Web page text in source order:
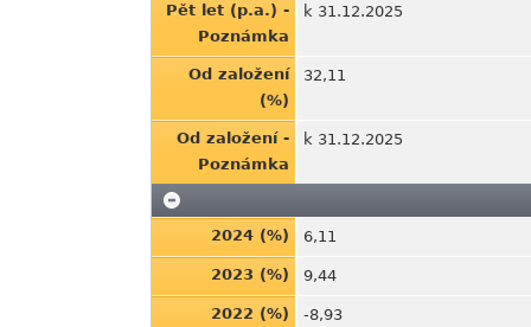
Pět let (p.a.) -
Poznámka
k 31.12.2025
Od založení
(%)
32,11
Od založení -
Poznámka
k 31.12.2025
2024 (%) 6,11
2023 (%) 9,44
2022 (%) -8,93